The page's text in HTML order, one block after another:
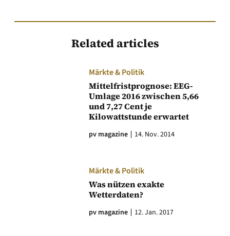
Related articles
Märkte & Politik
Mittelfristprognose: EEG-
Umlage 2016 zwischen 5,66
und 7,27 Cent je
Kilowattstunde erwartet
pv magazine 14. Nov. 2014
Märkte & Politik
Was nützen exakte
Wetterdaten?
pv magazine 12. Jan. 2017